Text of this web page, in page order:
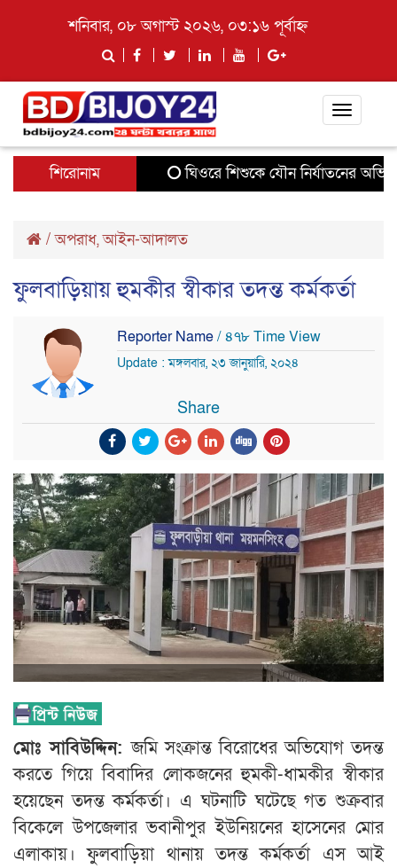
শনিবার, ০৮ অগাস্ট ২০২৬, ০৩:১৬ পূর্বাহ্ন
Toggle
শিরোনাম
ঘিওরে শিশুকে যৌন নির্যাতনের
/অপরাধ,আইন-আদালত
ফুলবাড়িয়ায় হুমকীর স্বীকার তদন্ত কর্মকর্তা
Reporter Name/ ৪৭৮ Time View
Update : মঙ্গলবার, ২৩ জানুয়ারি, ২০২৪
Share
মোঃ সাবিউদ্দিন:জমি সংক্রান্ত বিরোধের অভিযোগ তদন্ত
করতে গিয়ে বিবাদির লোকজনের হুমকী-ধামকীর স্বীকার
হয়েছেন তদন্ত কর্মকর্তা। এ ঘটনাটি ঘটেছে গত শুক্রবার
বিকেলে উপজেলার ভবানীপুর ইউনিয়নের হাসেনের মোর
এলাকায়। ফুলবাড়িয়া থানায় তদন্ত কর্মকর্তা এস আই